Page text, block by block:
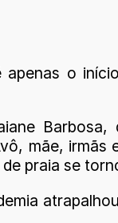
o
mãe,
praia se